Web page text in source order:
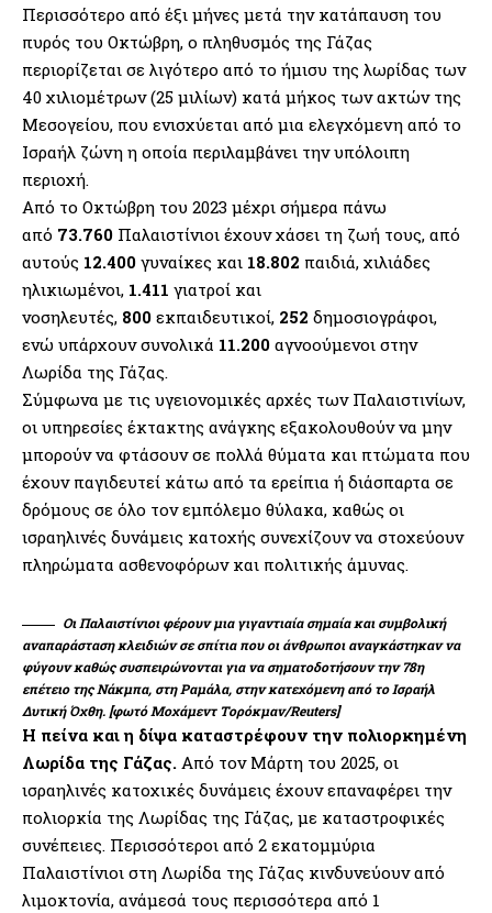
Περισσότερο από έξι μήνες μετά την κατάπαυση του
πυρός του Οκτώβρη, ο πληθυσμός της Γάζας
περιορίζεται σε λιγότερο από το ήμισυ της λωρίδας των
40 χιλιομέτρων (25 μιλίων) κατά μήκος των ακτών της
Μεσογείου, που ενισχύεται από μια ελεγχόμενη από το
Ισραήλ ζώνη η οποία περιλαμβάνει την υπόλοιπη
περιοχή.
Από το Οκτώβρη του 2023 μέχρι σήμερα πάνω
από 73.760 Παλαιστίνιοι έχουν χάσει τη ζωή τους, από
αυτούς 12.400 γυναίκες και 18.802 παιδιά, χιλιάδες
ηλικιωμένοι, 1.411 γιατροί και
νοσηλευτές, 800 εκπαιδευτικοί, 252 δημοσιογράφοι,
ενώ υπάρχουν συνολικά 11.200 αγνοούμενοι στην
Λωρίδα της Γάζας.
Σύμφωνα με τις υγειονομικές αρχές των Παλαιστινίων,
οι υπηρεσίες έκτακτης ανάγκης εξακολουθούν να μην
μπορούν να φτάσουν σε πολλά θύματα και πτώματα που
έχουν παγιδευτεί κάτω από τα ερείπια ή διάσπαρτα σε
δρόμους σε όλο τον εμπόλεμο θύλακα, καθώς οι
ισραηλινές δυνάμεις κατοχής συνεχίζουν να στοχεύουν
πληρώματα ασθενοφόρων και πολιτικής άμυνας.
Οι Παλαιστίνιοι φέρουν μια γιγαντιαία σημαία και συμβολική
αναπαράσταση κλειδιών σε σπίτια που οι άνθρωποι αναγκάστηκαν να
φύγουν καθώς συσπειρώνονται για να σηματοδοτήσουν την 78η
επέτειο της Νάκμπα, στη Ραμάλα, στην κατεχόμενη από το Ισραήλ
Δυτική Όχθη. [φωτό Μοχάμεντ Τορόκμαν/Reuters]
Η πείνα και η δίψα καταστρέφουν την πολιορκημένη
Λωρίδα της Γάζας. Από τον Μάρτη του 2025, οι
ισραηλινές κατοχικές δυνάμεις έχουν επαναφέρει την
πολιορκία της Λωρίδας της Γάζας, με καταστροφικές
συνέπειες. Περισσότεροι από 2 εκατομμύρια
Παλαιστίνιοι στη Λωρίδα της Γάζας κινδυνεύουν από
λιμοκτονία, ανάμεσά τους περισσότερα από 1